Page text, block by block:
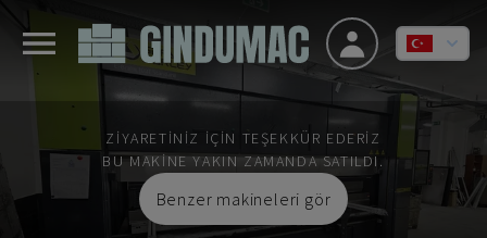
ZIYARETINIZ IÇIN TEŞEKKÜR EDERIZ
BU MAKINE YAKIN ZAMANDA SATILDI.
Benzer makineleri gör